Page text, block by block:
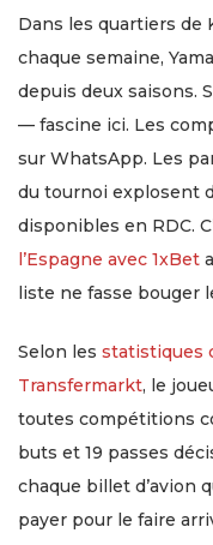
Dans les quartiers de
chaque semaine,
depuis deux saisons.
— fascine ici. Les
sur WhatsApp. Les
du tournoi explosent
disponibles en RDC.
l’Espagne avec 1xBet
liste ne fasse bouger
Selon les statistiques
Transfermarkt, le
toutes compétitions
buts et 19 passes
chaque billet d’avion
payer pour le faire